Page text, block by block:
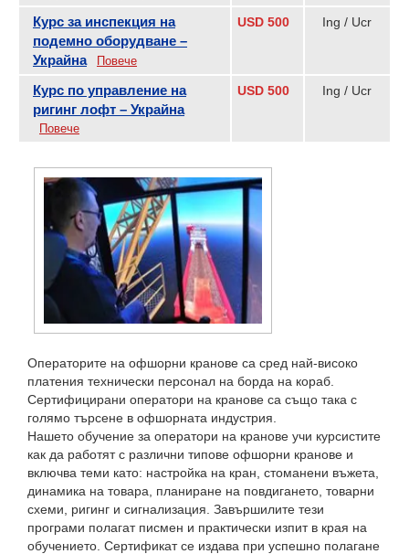
Курс за инспекция на
подемно оборудване –
Украйна
Повече
USD 500 Ing / Ucr
Курс по управление на
ригинг лофт – Украйна
Повече
USD 500 Ing / Ucr
Операторите на офшорни кранове са сред най-високо
платения технически персонал на борда на кораб.
Сертифицирани оператори на кранове са също така с
голямо търсене в офшорната индустрия.
Нашето обучение за оператори на кранове учи курсистите
как да работят с различни типове офшорни кранове и
включва теми като: настройка на кран, стоманени въжета,
динамика на товара, планиране на повдигането, товарни
схеми, ригинг и сигнализация. Завършилите тези
програми полагат писмен и практически изпит в края на
обучението. Сертификат се издава при успешно полагане